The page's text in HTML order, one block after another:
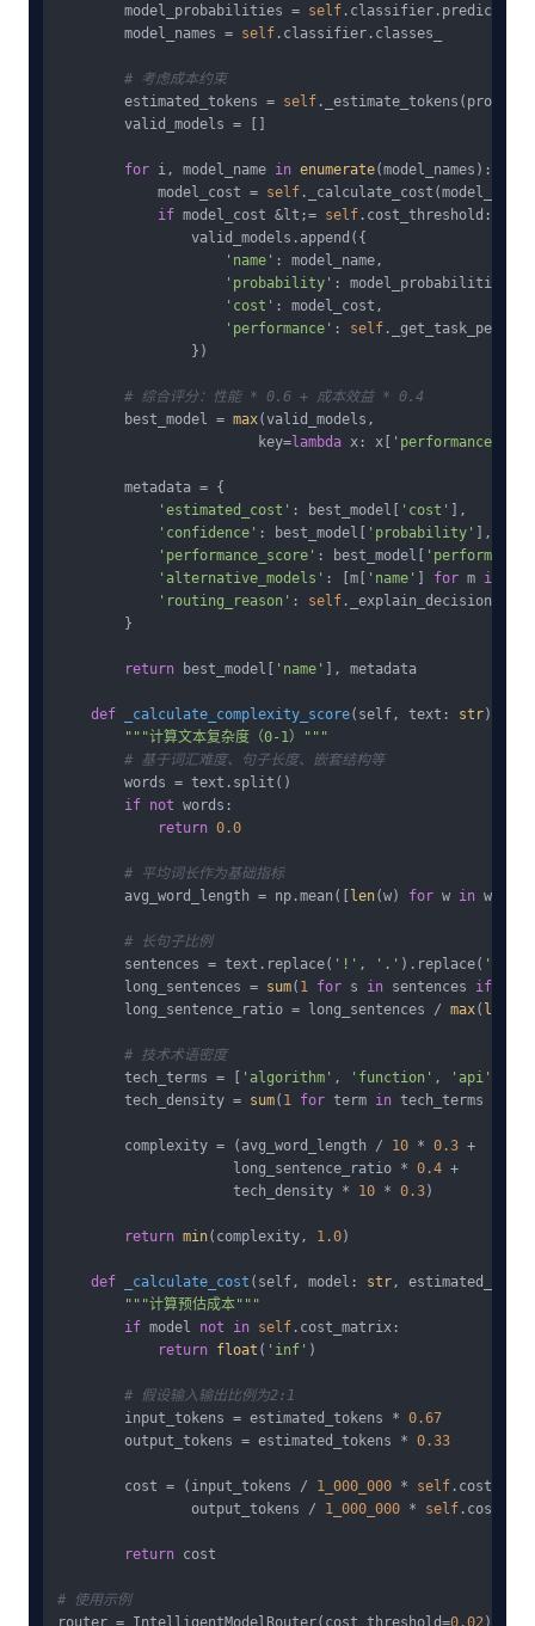
        model_probabilities =
self
        model_names =
self .classifier.classes_
# 考虑成本约束
        estimated_tokens =
self ._estimate_tokens(prompt)
        valid_models = []
for i, model_name in enumerate(model_names):
            model_cost =
self
if model_cost &lt;= self .cost_threshold:
                valid_models.append({
'name' : model_name,
'probability' :
'cost' : model_cost,
'performance' : self
                })
# 综合评分：性能 * 0.6 + 成本效益 * 0.4
        best_model =
max(valid_models,
                        key=
lambda x: x[ 'performance'
        metadata = {
'estimated_cost' : best_model[ 'cost' ],
'confidence' : best_model[ 'probability' ],
'performance_score' : best_model[ 'performance'
'alternative_models' : [m[ 'name' ] for m in
'routing_reason' : self
        }
return best_model[ 'name' ], metadata
def _calculate_complexity_score( self, text: str) -
"""计算文本复杂度（0-1）"""
# 基于词汇难度、句子长度、嵌套结构等
        words = text.split()
if not words:
return 0.0
# 平均词长作为基础指标
        avg_word_length = np.mean([
len(w) for w in
# 长句子比例
        sentences = text.replace(
'!' , '.' ).replace( '?'
        long_sentences =
sum( 1 for s in sentences if
        long_sentence_ratio = long_sentences /
max( len
# 技术术语密度
        tech_terms = [
'algorithm' , 'function' , 'api'
        tech_density =
sum( 1 for term in tech_terms
        complexity = (avg_word_length /
10 * 0.3 +
                     long_sentence_ratio *
0.4 +
                     tech_density *
10 * 0.3)
return min(complexity, 1.0)
def _calculate_cost ( self, model: str ,
"""计算预估成本"""
if model not in self .cost_matrix:
return float ( 'inf' )
# 假设输入输出比例为2:1
        input_tokens = estimated_tokens *
0.67
        output_tokens = estimated_tokens *
0.33
        cost = (input_tokens /
1_000_000 * self
                output_tokens /
1_000_000 * self
return cost
# 使用示例
router = IntelligentModelRouter(cost_threshold=0.02 )